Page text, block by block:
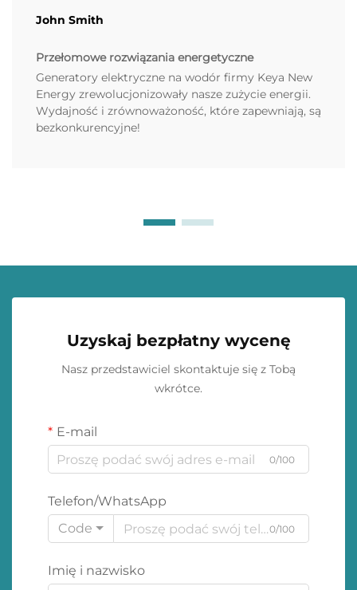
John Smith
Przełomowe rozwiązania energetyczne
Generatory elektryczne na wodór firmy Keya New
Energy zrewolucjonizowały nasze zużycie energii.
Wydajność i zrównoważoność, które zapewniają, są
bezkonkurencyjne!
Uzyskaj bezpłatny wycenę
Nasz przedstawiciel skontaktuje się z Tobą
wkrótce.
E-mail
0/100
Telefon/WhatsApp
Code
0/100
Imię i nazwisko